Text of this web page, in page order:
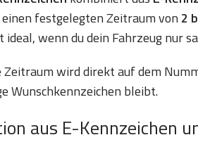
festgelegten Zeitraum von 2
ideal, wenn du dein Fahrzeug nur
wird direkt auf dem
Wunschkennzeichen bleibt.
aus E-Kennzeichen